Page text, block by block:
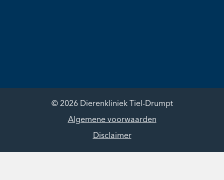
© 2026 Dierenkliniek Tiel-Drumpt
Algemene voorwaarden
Disclaimer